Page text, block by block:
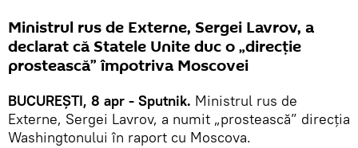
Ministrul rus de Externe, Sergei Lavrov, a
declarat că Statele Unite duc o „direcție
prostească” împotriva Moscovei
BUCUREȘTI, 8 apr - Sputnik. Ministrul rus de
Externe, Sergei Lavrov, a numit „prostească” direcția
Washingtonului în raport cu Moscova.